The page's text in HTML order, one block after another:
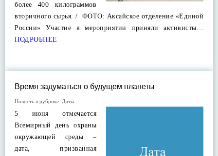
более 400 килограммов
вторичного сырья. / ФОТО: Аксайское отделение «Единой
России» Участие в мероприятии приняли активисты…
ПОДРОБНЕЕ
Время задуматься о будущем планеты
Новость в рубрике: Даты
5 июня отмечается
Всемирный день охраны
окружающей среды –
дата, призванная